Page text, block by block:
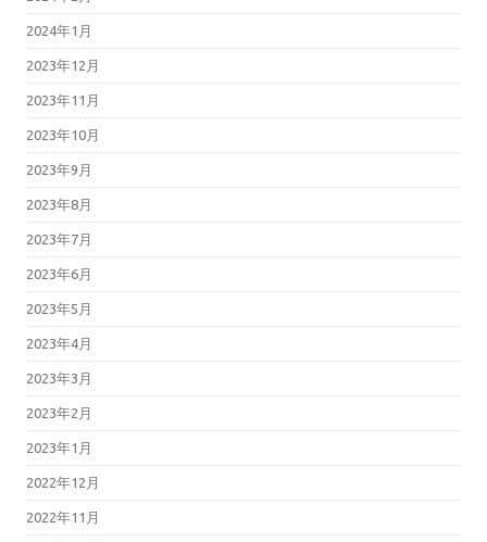
2024年1月
2023年12月
2023年11月
2023年10月
2023年9月
2023年8月
2023年7月
2023年6月
2023年5月
2023年4月
2023年3月
2023年2月
2023年1月
2022年12月
2022年11月